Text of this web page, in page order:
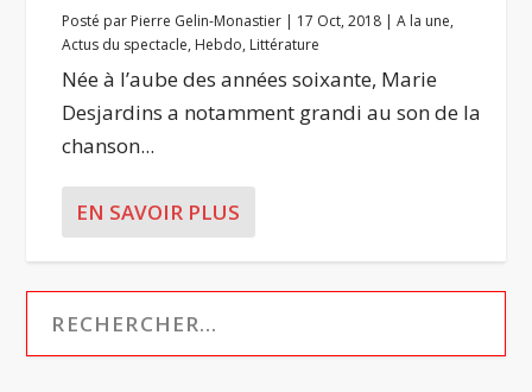
Posté par Pierre Gelin-Monastier | 17 Oct, 2018 |A la une,
Actus du spectacle, Hebdo, Littérature
Née à l’aube des années soixante, Marie
Desjardins a notamment grandi au son de la
chanson...
EN SAVOIR PLUS